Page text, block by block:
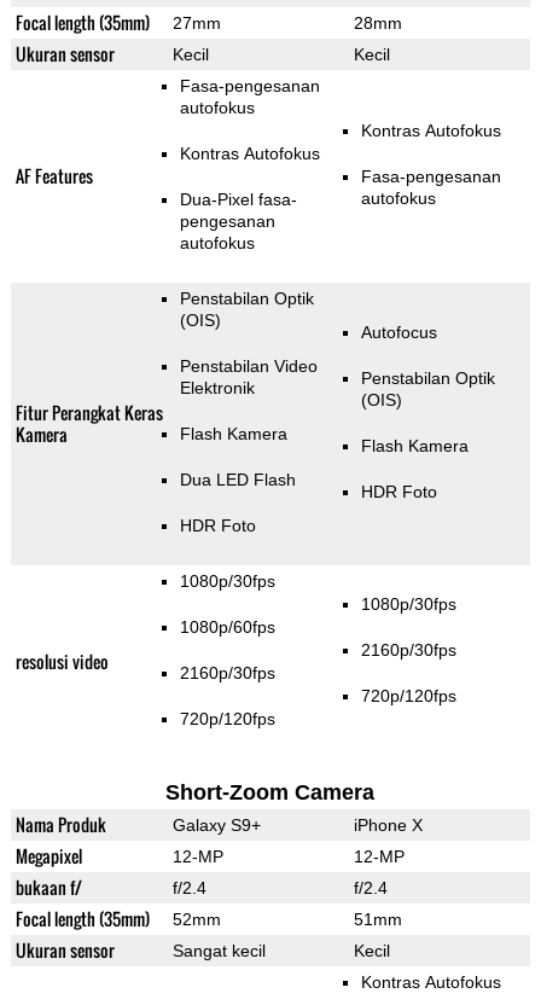
Focal length (35mm) 27mm 28mm
Ukuran sensor Kecil Kecil
AF Features
Fasa-pengesanan
autofokus
Kontras Autofokus
Dua-Pixel fasa-
pengesanan
autofokus
Kontras Autofokus
Fasa-pengesanan
autofokus
Fitur Perangkat Keras
Kamera
Penstabilan Optik
(OIS)
Penstabilan Video
Elektronik
Flash Kamera
Dua LED Flash
HDR Foto
Autofocus
Penstabilan Optik
(OIS)
Flash Kamera
HDR Foto
resolusi video
1080p/30fps
1080p/60fps
2160p/30fps
720p/120fps
1080p/30fps
2160p/30fps
720p/120fps
Short-Zoom Camera
Nama Produk Galaxy S9+ iPhone X
Megapixel 12-MP 12-MP
bukaan f/ f/2.4 f/2.4
Focal length (35mm) 52mm 51mm
Ukuran sensor Sangat kecil Kecil
Kontras Autofokus